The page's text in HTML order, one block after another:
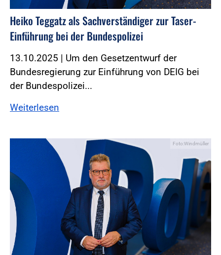
Heiko Teggatz als Sachverständiger zur Taser-
Einführung bei der Bundespolizei
13.10.2025 | Um den Gesetzentwurf der
Bundesregierung zur Einführung von DEIG bei
der Bundespolizei...
Weiterlesen
Foto:Windmüller